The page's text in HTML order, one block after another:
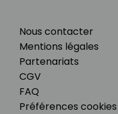
Nous contacter
Mentions légales
Partenariats
CGV
FAQ
Préférences cookies